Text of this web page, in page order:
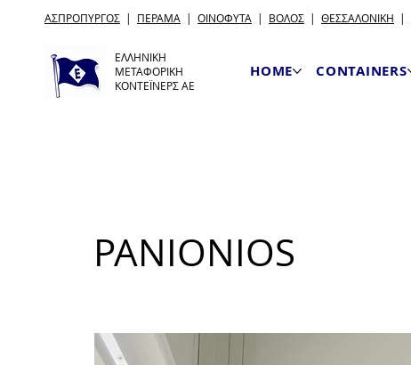
ΑΣΠΡΟΠΥΡΓΟΣ | ΠΕΡΑΜΑ | ΟΙΝΟΦΥΤΑ | ΒΟΛΟΣ | ΘΕΣΣΑΛΟΝΙΚΗ |
ΕΛΛΗΝΙΚΗ
ΜΕΤΑΦΟΡΙΚΗ
ΚΟΝΤΕΪΝΕΡΣ ΑΕ
HOME CONTAINERS
PANIONIOS